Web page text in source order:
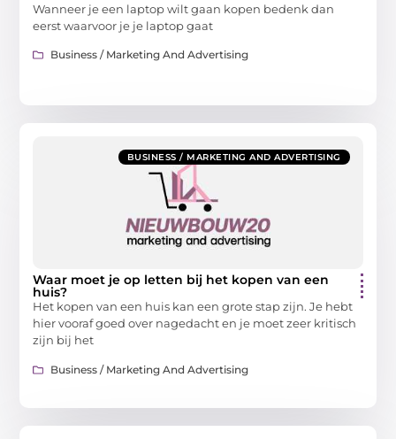
Wanneer je een laptop wilt gaan kopen bedenk dan
eerst waarvoor je je laptop gaat
Business / Marketing And Advertising
BUSINESS / MARKETING AND ADVERTISING
Waar moet je op letten bij het kopen van een
huis?
Het kopen van een huis kan een grote stap zijn. Je hebt
hier vooraf goed over nagedacht en je moet zeer kritisch
zijn bij het
Business / Marketing And Advertising